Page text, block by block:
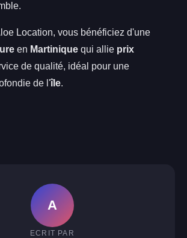
Location, vous bénéficiez d'une
en Martinique qui allie prix
de qualité, idéal pour une
de l'île.
A
ECRIT PAR